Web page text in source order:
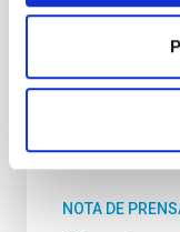
PETeR
STEAM
Otras
NOTA DE